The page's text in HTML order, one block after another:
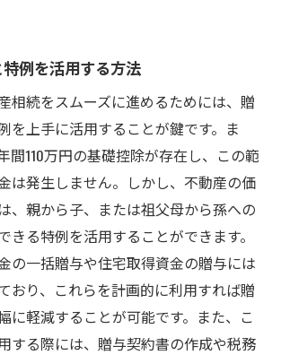
きのポイント
要な基本的な法的手続き
有の手続き上の注意点
きの流れとその重要性
のポイントと方法
ブルを未然に防ぐための対策
の協力で進める円滑な手続き
方に！門真市の不動産価値向上に
クニック
を活用した不動産価値の最適化
例を活用する方法
相続をスムーズに進めるためには、贈
を上手に活用することが鍵です。ま
間110万円の基礎控除が存在し、この範
は発生しません。しかし、不動産の価
、親から子、または祖父母から孫への
きる特例を活用することができます。
の一括贈与や住宅取得資金の贈与には
おり、これらを計画的に利用すれば贈
に軽減することが可能です。また、こ
する際には、贈与契約書の作成や税務